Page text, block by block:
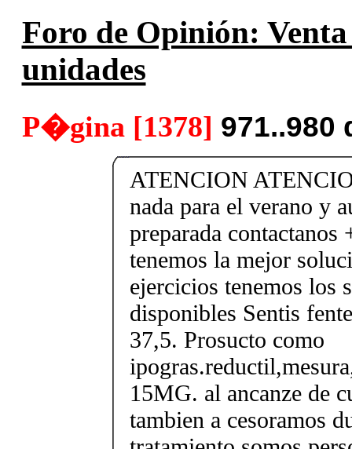
Foro de Opinión:
unidades
P�gina [1378] 971..980
ATENCION
nada para el verano y
preparada contactanos
tenemos la mejor
ejercicios tenemos los
disponibles Sentis
37,5. Prosucto como
15MG. al ancanze de
tambien a cesoramos